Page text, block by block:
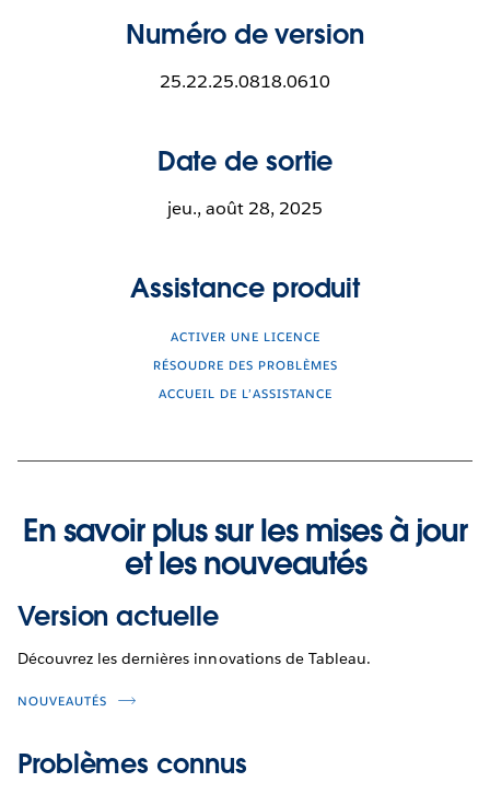
Numéro de version
25.22.25.0818.0610
Date de sortie
jeu., août 28, 2025
Assistance produit
ACTIVER UNE LICENCE
RÉSOUDRE DES PROBLÈMES
ACCUEIL DE L’ASSISTANCE
En savoir plus sur les mises à jour
et les nouveautés
Version actuelle
Découvrez les dernières innovations de Tableau.
NOUVEAUTÉS
Problèmes connus